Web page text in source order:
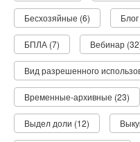
Бесхозяйные (6)
БПЛА (7) Вебинар
Вид разрешенного
Временные-архивные (23)
Выдел доли (12)